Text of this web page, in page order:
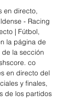
en directo,
- Racing
| Fútbol,
la página de
la sección
co
en directo del
y finales,
de los partidos